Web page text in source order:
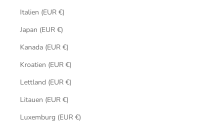
Italien (EUR €)
Japan (EUR €)
Kanada (EUR €)
Kroatien (EUR €)
Lettland (EUR €)
Litauen (EUR €)
Luxemburg (EUR €)